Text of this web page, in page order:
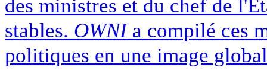
des ministres et du chef de
stables. OWNIa compilé ces
politiques en une image